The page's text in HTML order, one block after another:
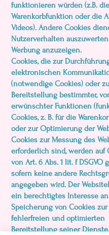
funktionieren würden (z.B. die
Warenkorbfunktion oder die
Videos). Andere Cookies
Nutzerverhalten
Werbung anzuzeigen.
Cookies, die zur
elektronischen
(notwendige Cookies) oder
Bereitstellung bestimmter,
erwünschter Funktionen
Cookies, z. B. für die
oder zur Optimierung der
Cookies zur Messung des
erforderlich sind, werden auf
von Art. 6 Abs. 1 lit. f DSGVO
sofern keine andere
angegeben wird. Der
ein berechtigtes Interesse
Speicherung von Cookies
fehlerfreien und optimierten
Bereitstellung seiner